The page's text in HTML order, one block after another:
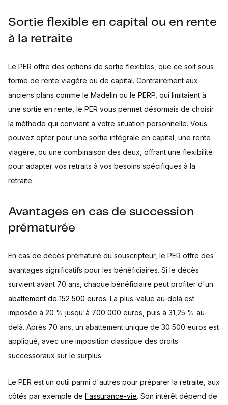
Sortie flexible en capital ou en rente
à la retraite
Le PER offre des options de sortie flexibles, que ce soit sous
forme de rente viagère ou de capital. Contrairement aux
anciens plans comme le Madelin ou le PERP, qui limitaient à
une sortie en rente, le PER vous permet désormais de choisir
la méthode qui convient à votre situation personnelle. Vous
pouvez opter pour une sortie intégrale en capital, une rente
viagère, ou une combinaison des deux, offrant une flexibilité
pour adapter vos retraits à vos besoins spécifiques à la
retraite.
Avantages en cas de succession
prématurée
En cas de décès prématuré du souscripteur, le PER offre des
avantages significatifs pour les bénéficiaires. Si le décès
survient avant 70 ans, chaque bénéficiaire peut profiter d'un
abattement de 152 500 euros. La plus-value au-delà est
imposée à 20 % jusqu'à 700 000 euros, puis à 31,25 % au-
delà. Après 70 ans, un abattement unique de 30 500 euros est
appliqué, avec une imposition classique des droits
successoraux sur le surplus.
Le PER est un outil parmi d'autres pour préparer la retraite, aux
côtés par exemple de l'assurance-vie. Son intérêt dépend de